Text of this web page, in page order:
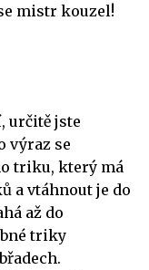
mistr kouzel!
určitě jste
výraz se
triku, který má
a vtáhnout je do
až do
triky